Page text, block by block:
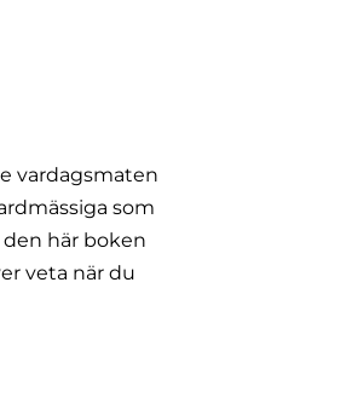
vardagsmaten
som
den här boken
veta när du